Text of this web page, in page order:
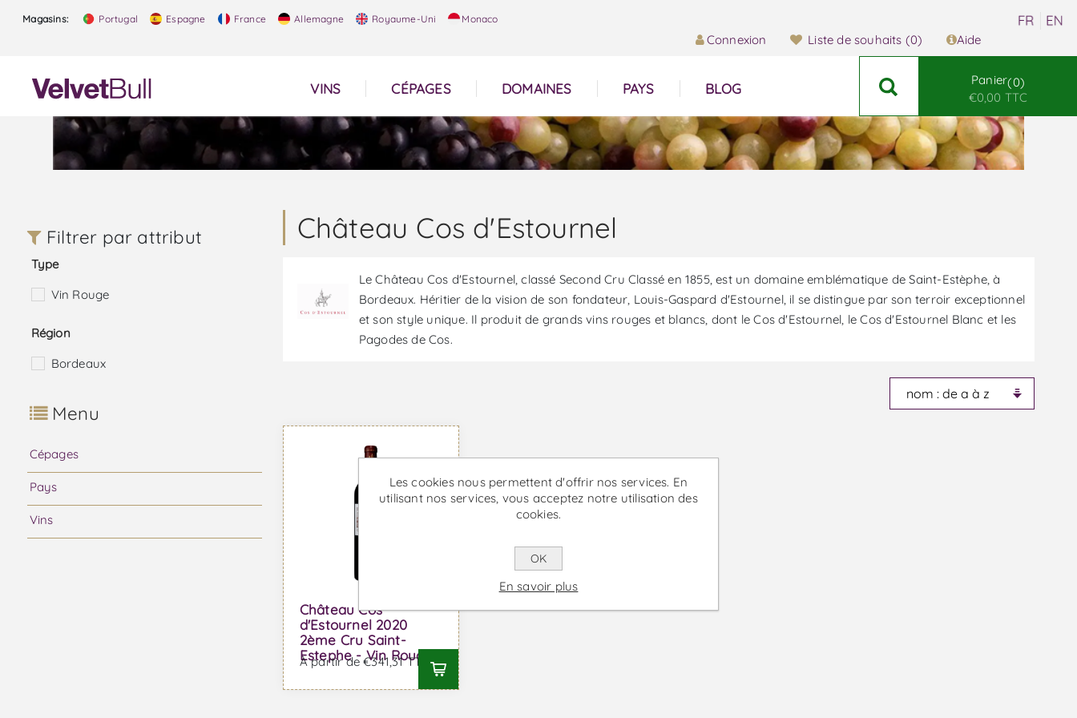
Magasins: Portugal Espagne France Allemagne Royaume-Uni Monaco
Connexion Liste de souhaits (0) Aide
VINS CÉPAGES DOMAINES PAYS BLOG
Panier 0
€0,00 TTC
Château Cos d'Estournel
Le Château Cos d'Estournel, classé Second Cru Classé en 1855, est un domaine emblématique de Saint-Estèphe, à
Bordeaux. Héritier de la vision de son fondateur, Louis-Gaspard d'Estournel, il se distingue par son terroir exceptionnel
et son style unique. Il produit de grands vins rouges et blancs, dont le Cos d'Estournel, le Cos d'Estournel Blanc et les
Pagodes de Cos.
Château Cos
d'Estournel 2020
2ème Cru Saint-
Estephe - Vin Rouge
À partir de €341,31 TTC
Filtrer par attribut
Type
Vin Rouge
Région
Bordeaux
Menu
Cépages
Pays
Vins
Les cookies nous permettent d'offrir nos services. En
utilisant nos services, vous acceptez notre utilisation des
cookies.
OK
En savoir plus